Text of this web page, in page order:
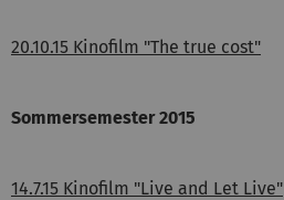
20.10.15 Kinofilm "The true cost"
Sommersemester 2015
14.7.15 Kinofilm "Live and Let Live"